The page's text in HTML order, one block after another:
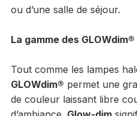
ou d’une salle de séjour.
La gamme des
Tout comme les lampes
GLOWdim® permet une
de couleur laissant libre